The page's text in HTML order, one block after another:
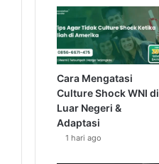
Cara Mengatasi
Culture Shock WNI di
Luar Negeri &
Adaptasi
1 hari ago